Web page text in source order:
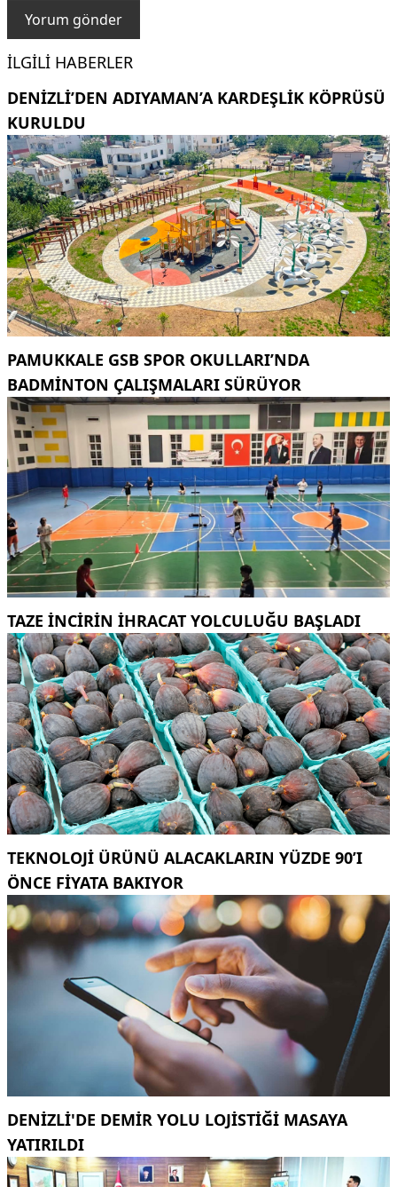
İLGILI HABERLER
DENIZLI’DEN ADIYAMAN’A KARDEŞLIK KÖPRÜSÜ
KURULDU
PAMUKKALE GSB SPOR OKULLARI’NDA
BADMINTON ÇALIŞMALARI SÜRÜYOR
TAZE INCIRIN IHRACAT YOLCULUĞU BAŞLADI
TEKNOLOJI ÜRÜNÜ ALACAKLARIN YÜZDE 90’I
ÖNCE FIYATA BAKIYOR
DENİZLİ'DE DEMİR YOLU LOJİSTİĞİ MASAYA
YATIRILDI